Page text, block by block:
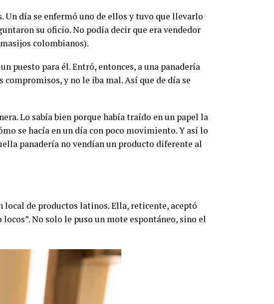
día se enfermó uno de ellos y tuvo que llevarlo
su oficio. No podía decir que era vendedor
colombianos).
puesto para él. Entró, entonces, a una panadería
compromisos, y no le iba mal. Así que de día se
Lo sabía bien porque había traído en un papel la
se hacía en un día con poco movimiento. Y así lo
panadería no vendían un producto diferente al
local de productos latinos. Ella, reticente, aceptó
No solo le puso un mote espontáneo, sino el